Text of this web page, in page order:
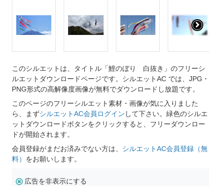
このシルエットは、タイトル「鯉のぼり 白抜き」のフリーシ
ルエットダウンロードページです。シルエットAC では、JPG・
PNG形式の高解像度画像が無料でダウンロードし放題です。
このページのフリーシルエット素材・画像が気に入りました
ら、まずシルエットAC会員ログイン して下さい。緑色のシルエ
ットダウンロードボタンをクリックすると、フリーダウンロー
ドが開始されます。
会員登録がまだお済みでない方は、 シルエットAC会員登録（無
料） をお願いします。
広告を非表示にする